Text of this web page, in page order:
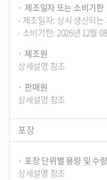
제조일자 또는 소비기한
- 제조일자: 상시 생산되
- 소비기한: 2026년 12월
제조원
상세설명 참조
판매원
상세설명 참조
포장
포장 단위별 용량 및 수량
상세설명 참조